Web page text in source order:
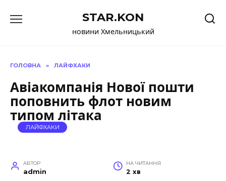
до
STAR.KON
новини Хмельницький
ГОЛОВНА » ЛАЙФХАКИ
Авіакомпанія Нової пошти
поповнить флот новим
типом літака
ЛАЙФХАКИ
АВТОР
admin
НА ЧИТАННЯ
2 хв